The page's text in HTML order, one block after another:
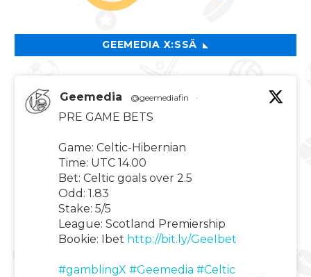
GEEMEDIA X:SSÄ
Geemedia @geemediafin ·
PRE GAME BETS
Game: Celtic-Hibernian
Time: UTC 14.00
Bet: Celtic goals over 2.5
Odd: 1.83
Stake: 5/5
League: Scotland Premiership
Bookie: Ibet http://bit.ly/GeeIbet
#gamblingX #Geemedia #Celtic